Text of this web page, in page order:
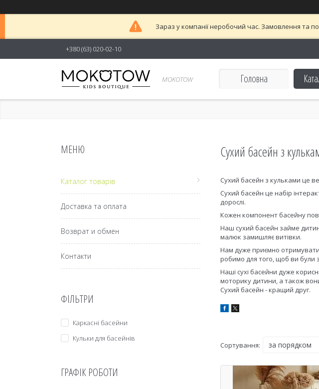
Зараз у компанії неробочий час. Замовлення та
+380 (63) 020-02-10
MOKOTOW Головна
Сухий басейн з
Сухий басейн з кульками це
Сухий басейн це набір
дорослі.
Кожен компонент басейну
Наш сухий басейн займе
малюк замишляє витівки.
Нам дуже приємно отримувати
робимо для того, щоб ви були
Наші сухі басейни дуже
моторику дитини, а також
Сухий басейн - кращий друг.
Каталог товарів
Доставка та оплата
Возврат и обмен
Контакти
ФІЛЬТРИ
Каркасні басейни
Кульки для басейнів
ГРАФІК РОБОТИ